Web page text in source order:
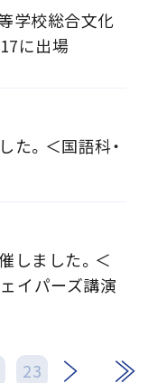
学校総合文化
に出場
た。＜国語科・
しました。＜
イパーズ講演
23
最後